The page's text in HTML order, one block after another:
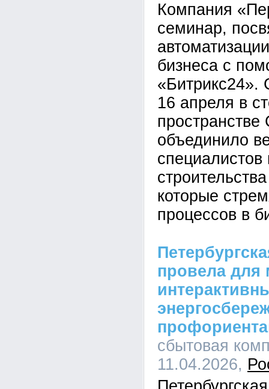
Компания
семинар,
бизнеса с
«Битрикс24».
16 апреля в
объединило
специалистов
которые
процессов в
провела для
сбытовая
11.04.2026,